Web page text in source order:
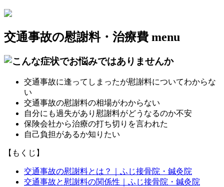
交通事故の慰謝料・治療費 menu
交通事故に逢ってしまったが慰謝料についてわからな
い
交通事故の慰謝料の相場がわからない
自分にも過失があり慰謝料がどうなるのか不安
保険会社から治療の打ち切りを言われた
自己負担があるか知りたい
【もくじ】
交通事故の慰謝料とは？｜ふじ接骨院・鍼灸院
交通事故と慰謝料の関係性｜ふじ接骨院・鍼灸院